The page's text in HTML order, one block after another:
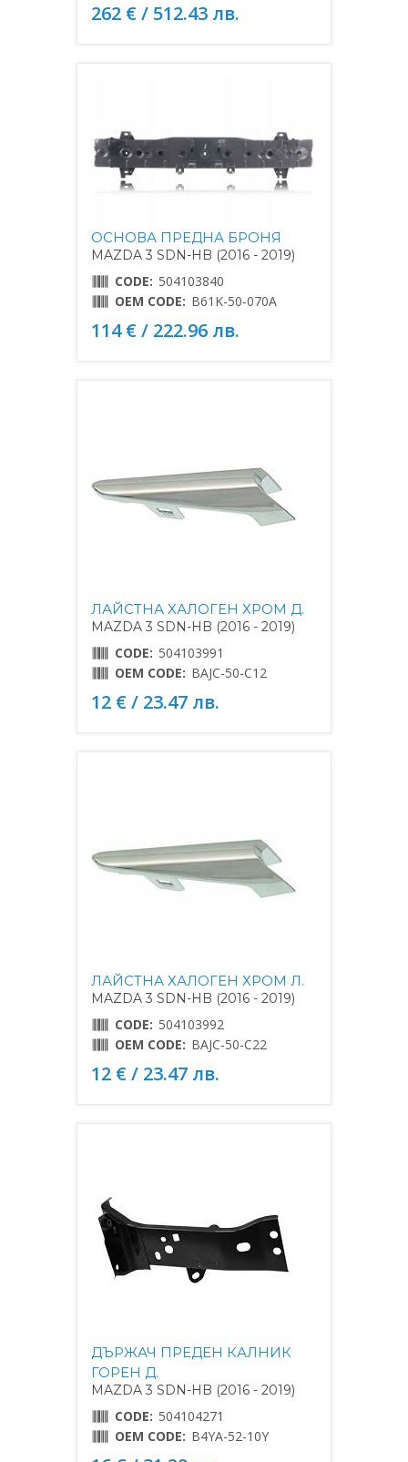
262 € / 512.43 лв.
ОСНОВА ПРЕДНА БРОНЯ
MAZDA 3 SDN-HB (2016 - 2019)
CODE: 504103840
OEM CODE: B61K-50-070A
114 € / 222.96 лв.
ЛАЙСТНА ХАЛОГЕН ХРОМ Д.
MAZDA 3 SDN-HB (2016 - 2019)
CODE: 504103991
OEM CODE: BAJC-50-C12
12 € / 23.47 лв.
ЛАЙСТНА ХАЛОГЕН ХРОМ Л.
MAZDA 3 SDN-HB (2016 - 2019)
CODE: 504103992
OEM CODE: BAJC-50-C22
12 € / 23.47 лв.
ДЪРЖАЧ ПРЕДЕН КАЛНИК
ГОРЕН Д.
MAZDA 3 SDN-HB (2016 - 2019)
CODE: 504104271
OEM CODE: B4YA-52-10Y